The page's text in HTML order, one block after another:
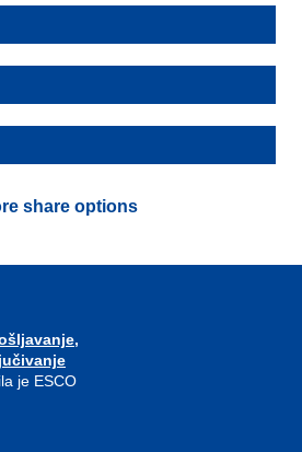
share options
je ESCO